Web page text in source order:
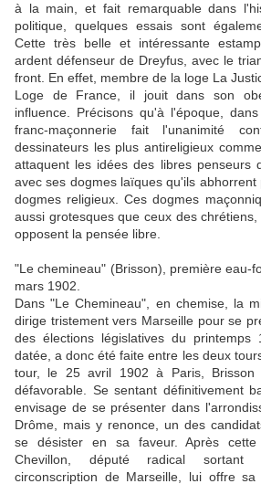
à la main, et fait remarquable dans
politique, quelques essais sont
Cette très belle et intéressante
ardent défenseur de Dreyfus, avec le
front. En effet, membre de la loge La
Loge de France, il jouit dans son
influence. Précisons qu'à l'époque,
franc-maçonnerie fait l'unanimité
dessinateurs les plus antireligieux
attaquent les idées des libres penseurs
avec ses dogmes laïques qu'ils
dogmes religieux. Ces dogmes
aussi grotesques que ceux des
opposent la pensée libre.
"Le chemineau" (Brisson), première eau-
mars 1902.
Dans "Le Chemineau", en chemise, la
dirige tristement vers Marseille pour se
des élections législatives du printemps
datée, a donc été faite entre les deux
tour, le 25 avril 1902 à Paris, Brisson
défavorable. Se sentant définitivement
envisage de se présenter dans
Drôme, mais y renonce, un des
se désister en sa faveur. Après cette
Chevillon, député radical sortant
circonscription de Marseille, lui offre